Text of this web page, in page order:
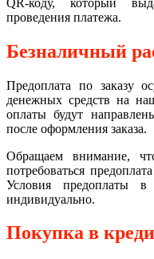
проведения платежа.
Безналичный
Предоплата по заказу
денежных средств на
оплаты будут
после оформления заказа.
Обращаем внимание,
потребоваться
Условия предоплаты в
индивидуально.
Покупка в